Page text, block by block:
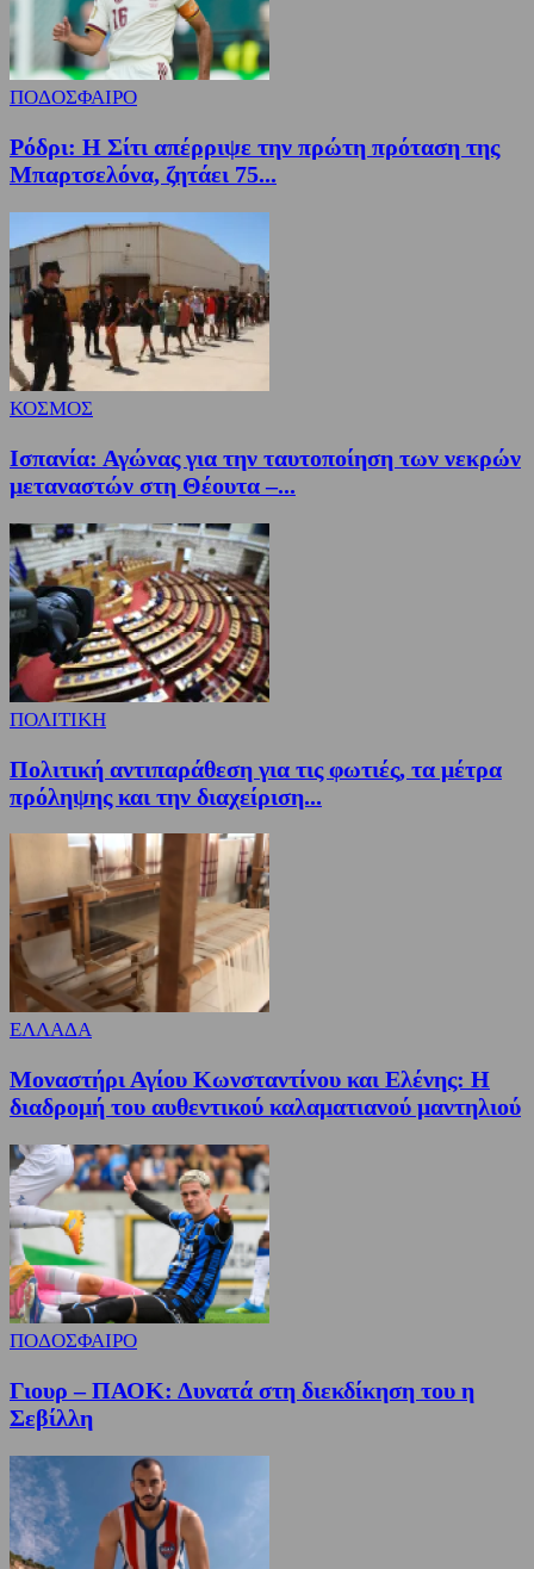
ΠΟΔΟΣΦΑΙΡΟ
Ρόδρι: Η Σίτι απέρριψε την πρώτη πρόταση της
Μπαρτσελόνα, ζητάει 75...
ΚΟΣΜΟΣ
Ισπανία: Αγώνας για την ταυτοποίηση των νεκρών
μεταναστών στη Θέουτα –...
ΠΟΛΙΤΙΚΗ
Πολιτική αντιπαράθεση για τις φωτιές, τα μέτρα
πρόληψης και την διαχείριση...
ΕΛΛΑΔΑ
Μοναστήρι Αγίου Κωνσταντίνου και Ελένης: Η
διαδρομή του αυθεντικού καλαματιανού μαντηλιού
ΠΟΔΟΣΦΑΙΡΟ
Γιουρ – ΠΑΟΚ: Δυνατά στη διεκδίκηση του η
Σεβίλλη